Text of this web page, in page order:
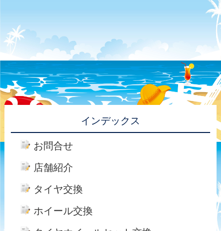
インデックス
お問合せ
店舗紹介
タイヤ交換
ホイール交換